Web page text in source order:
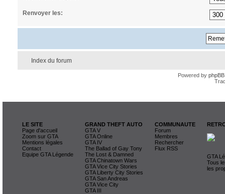
Renvoyer les:
Index du forum
Powered by phpBB
LE SITE
Page d'accueil
Zoom sur GTA
Mentions légales
Contact
Equipe GTA Légende
GRAND THEFT AUTO
GTA V
GTA Online
GTA IV
The Ballad of Gay Tony
The Lost & Damned
GTA Chinatown Wars
GTA Vice City Stories
GTA Liberty City Stories
GTA San Andreas
GTA Vice City
GTA III
COMMUNAUTE
Forum
Membres
Rechercher
Flux RSS
GTA
Tous
les